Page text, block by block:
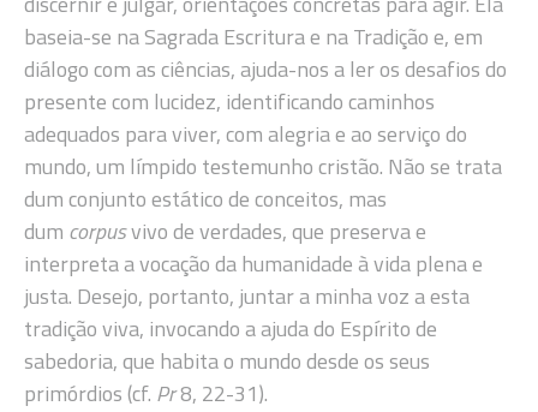
baseia-se na Sagrada Escritura e na Tradição e, em
diálogo com as ciências, ajuda-nos a ler os desafios do
presente com lucidez, identificando caminhos
adequados para viver, com alegria e ao serviço do
mundo, um límpido testemunho cristão. Não se trata
dum conjunto estático de conceitos, mas
dum corpusvivo de verdades, que preserva e
interpreta a vocação da humanidade à vida plena e
justa. Desejo, portanto, juntar a minha voz a esta
tradição viva, invocando a ajuda do Espírito de
sabedoria, que habita o mundo desde os seus
primórdios (cf. Pr8, 22-31).